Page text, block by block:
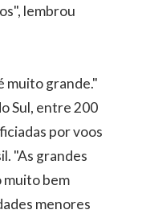
lembrou
muito grande."
Sul, entre 200
por voos
"As grandes
muito bem
menores